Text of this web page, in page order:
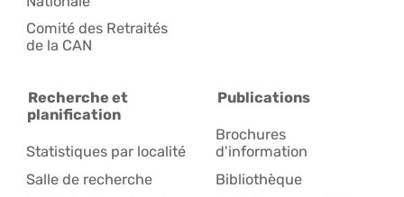
Comité des Retraités
de la CAN
Recherche et
planification
Statistiques par localité
Salle de recherche
Publications
Brochures
d'information
Bibliothèque